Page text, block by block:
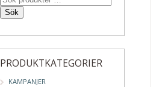
Sök
PRODUKTKATEGORIER
KAMPANJER